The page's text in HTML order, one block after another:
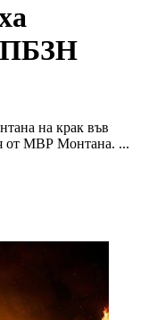
на крак във
от МВР Монтана. ...